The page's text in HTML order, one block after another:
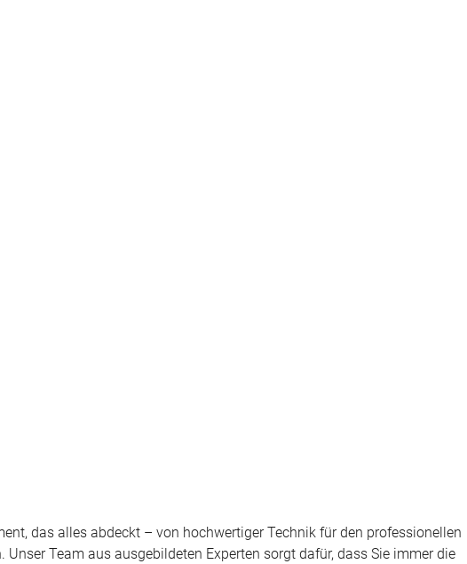
das alles abdeckt – von hochwertiger Technik für den professionellen
Team aus ausgebildeten Experten sorgt dafür, dass Sie immer die